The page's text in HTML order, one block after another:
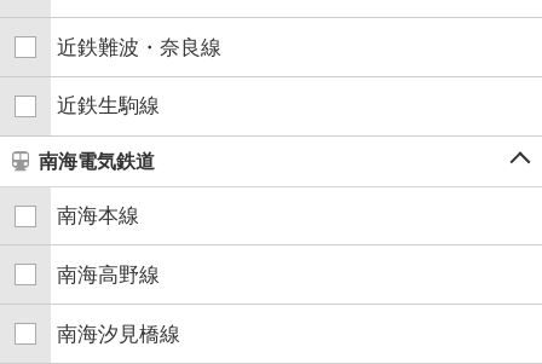
近鉄難波・奈良線
近鉄生駒線
南海電気鉄道
南海本線
南海高野線
南海汐見橋線